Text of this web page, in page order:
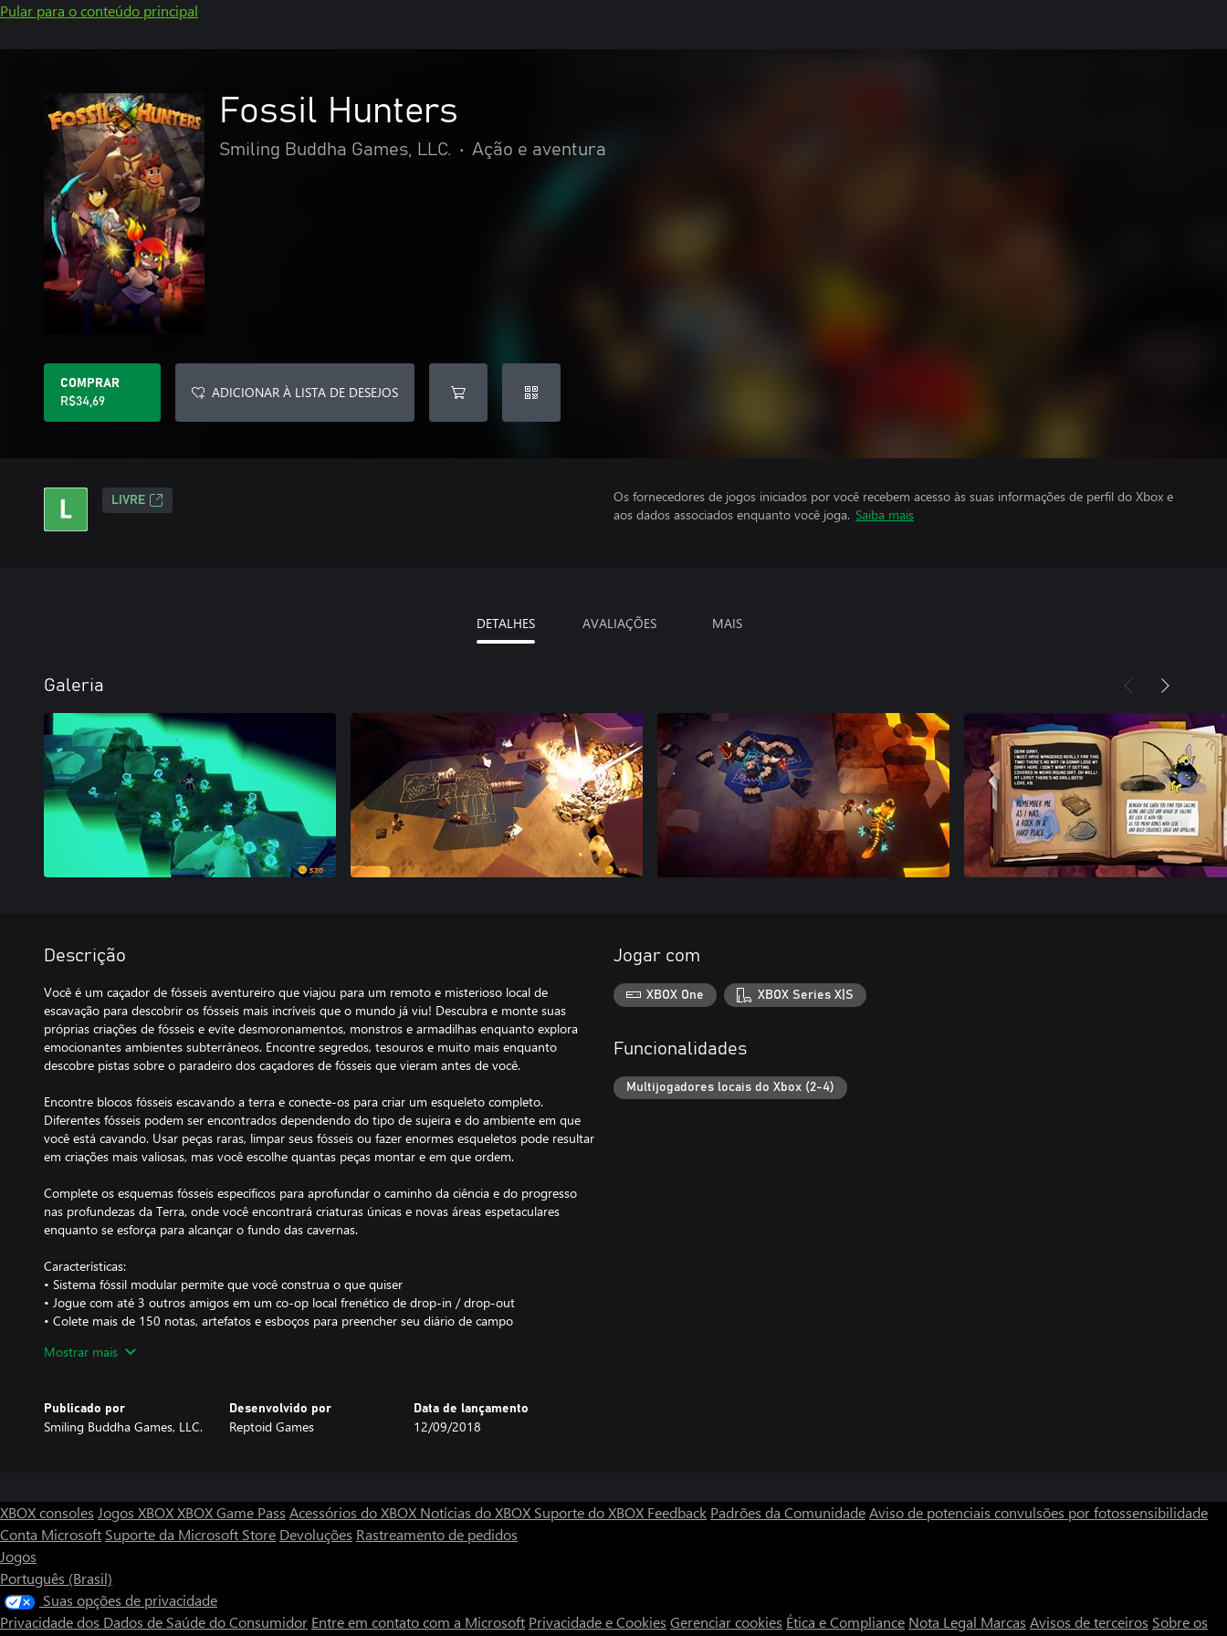
Pular para o conteúdo principal
Fossil Hunters
Smiling Buddha Games, LLC. • Ação e aventura
COMPRAR
R$34,69
ADICIONAR À LISTA DE DESEJOS
LIVRE
Os fornecedores de jogos iniciados por você recebem acesso às suas informações de perfil do Xbox e
aos dados associados enquanto você joga. Saiba mais
DETALHES AVALIAÇÕES MAIS
Galeria
Descrição
Você é um caçador de fósseis aventureiro que viajou para um remoto e misterioso local de
escavação para descobrir os fósseis mais incríveis que o mundo já viu! Descubra e monte suas
próprias criações de fósseis e evite desmoronamentos, monstros e armadilhas enquanto explora
emocionantes ambientes subterrâneos. Encontre segredos, tesouros e muito mais enquanto
descobre pistas sobre o paradeiro dos caçadores de fósseis que vieram antes de você.
Encontre blocos fósseis escavando a terra e conecte-os para criar um esqueleto completo.
Diferentes fósseis podem ser encontrados dependendo do tipo de sujeira e do ambiente em que
você está cavando. Usar peças raras, limpar seus fósseis ou fazer enormes esqueletos pode resultar
em criações mais valiosas, mas você escolhe quantas peças montar e em que ordem.
Complete os esquemas fósseis específicos para aprofundar o caminho da ciência e do progresso
nas profundezas da Terra, onde você encontrará criaturas únicas e novas áreas espetaculares
enquanto se esforça para alcançar o fundo das cavernas.
Características:
• Sistema fóssil modular permite que você construa o que quiser
• Jogue com até 3 outros amigos em um co-op local frenético de drop-in / drop-out
• Colete mais de 150 notas, artefatos e esboços para preencher seu diário de campo
• Jogue como um dos 4 caçadores de fósseis exclusivos com várias variações de cores
Mostrar mais
Publicado por
Smiling Buddha Games, LLC.
Desenvolvido por
Reptoid Games
Data de lançamento
12/09/2018
Jogar com
XBOX One XBOX Series X|S
Funcionalidades
Multijogadores locais do Xbox (2-4)
XBOX consoles Jogos XBOXXBOX Game Pass Acessórios do XBOX Notícias do XBOX Suporte do XBOX Feedback Padrões da ComunidadeAviso de potenciais convulsões por fotossensibilidade
Conta Microsoft Suporte da Microsoft Store Devoluções Rastreamento de pedidos
Jogos
Português (Brasil)
Suas opções de privacidade
Privacidade dos Dados de Saúde do Consumidor Entre em contato com a Microsoft Privacidade e Cookies Gerenciar cookies Ética e Compliance Nota Legal Marcas Avisos de terceiros Sobre os